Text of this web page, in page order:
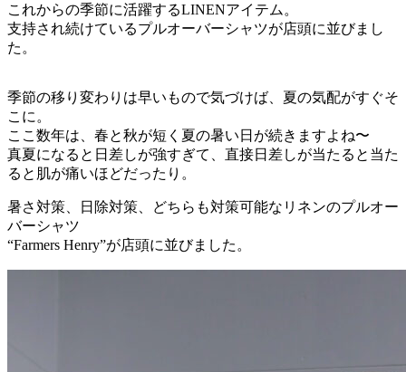
これからの季節に活躍するLINENアイテム。
支持され続けているプルオーバーシャツが店頭に並びまし
た。
季節の移り変わりは早いもので気づけば、夏の気配がすぐそ
こに。
ここ数年は、春と秋が短く夏の暑い日が続きますよね〜
真夏になると日差しが強すぎて、直接日差しが当たると当た
ると肌が痛いほどだったり。
暑さ対策、日除対策、どちらも対策可能なリネンのプルオー
バーシャツ
“Farmers Henry”が店頭に並びました。